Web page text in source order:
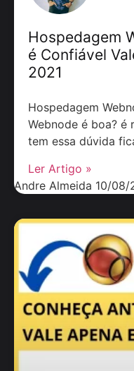
Hospedagem
é Confiável
2021
Hospedagem
Webnode é boa? é
tem essa dúvida
Ler Artigo »
Andre Almeida 10/08/